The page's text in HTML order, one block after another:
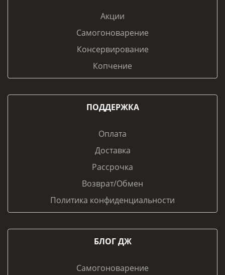
Акции
Самогоноварение
Консервирование
Копчение
ПОДДЕРЖКА
Оплата
Доставка
Рассрочка
Возврат/Обмен
Политика конфиденциальности
БЛОГ ДЖ
Самогоноварение